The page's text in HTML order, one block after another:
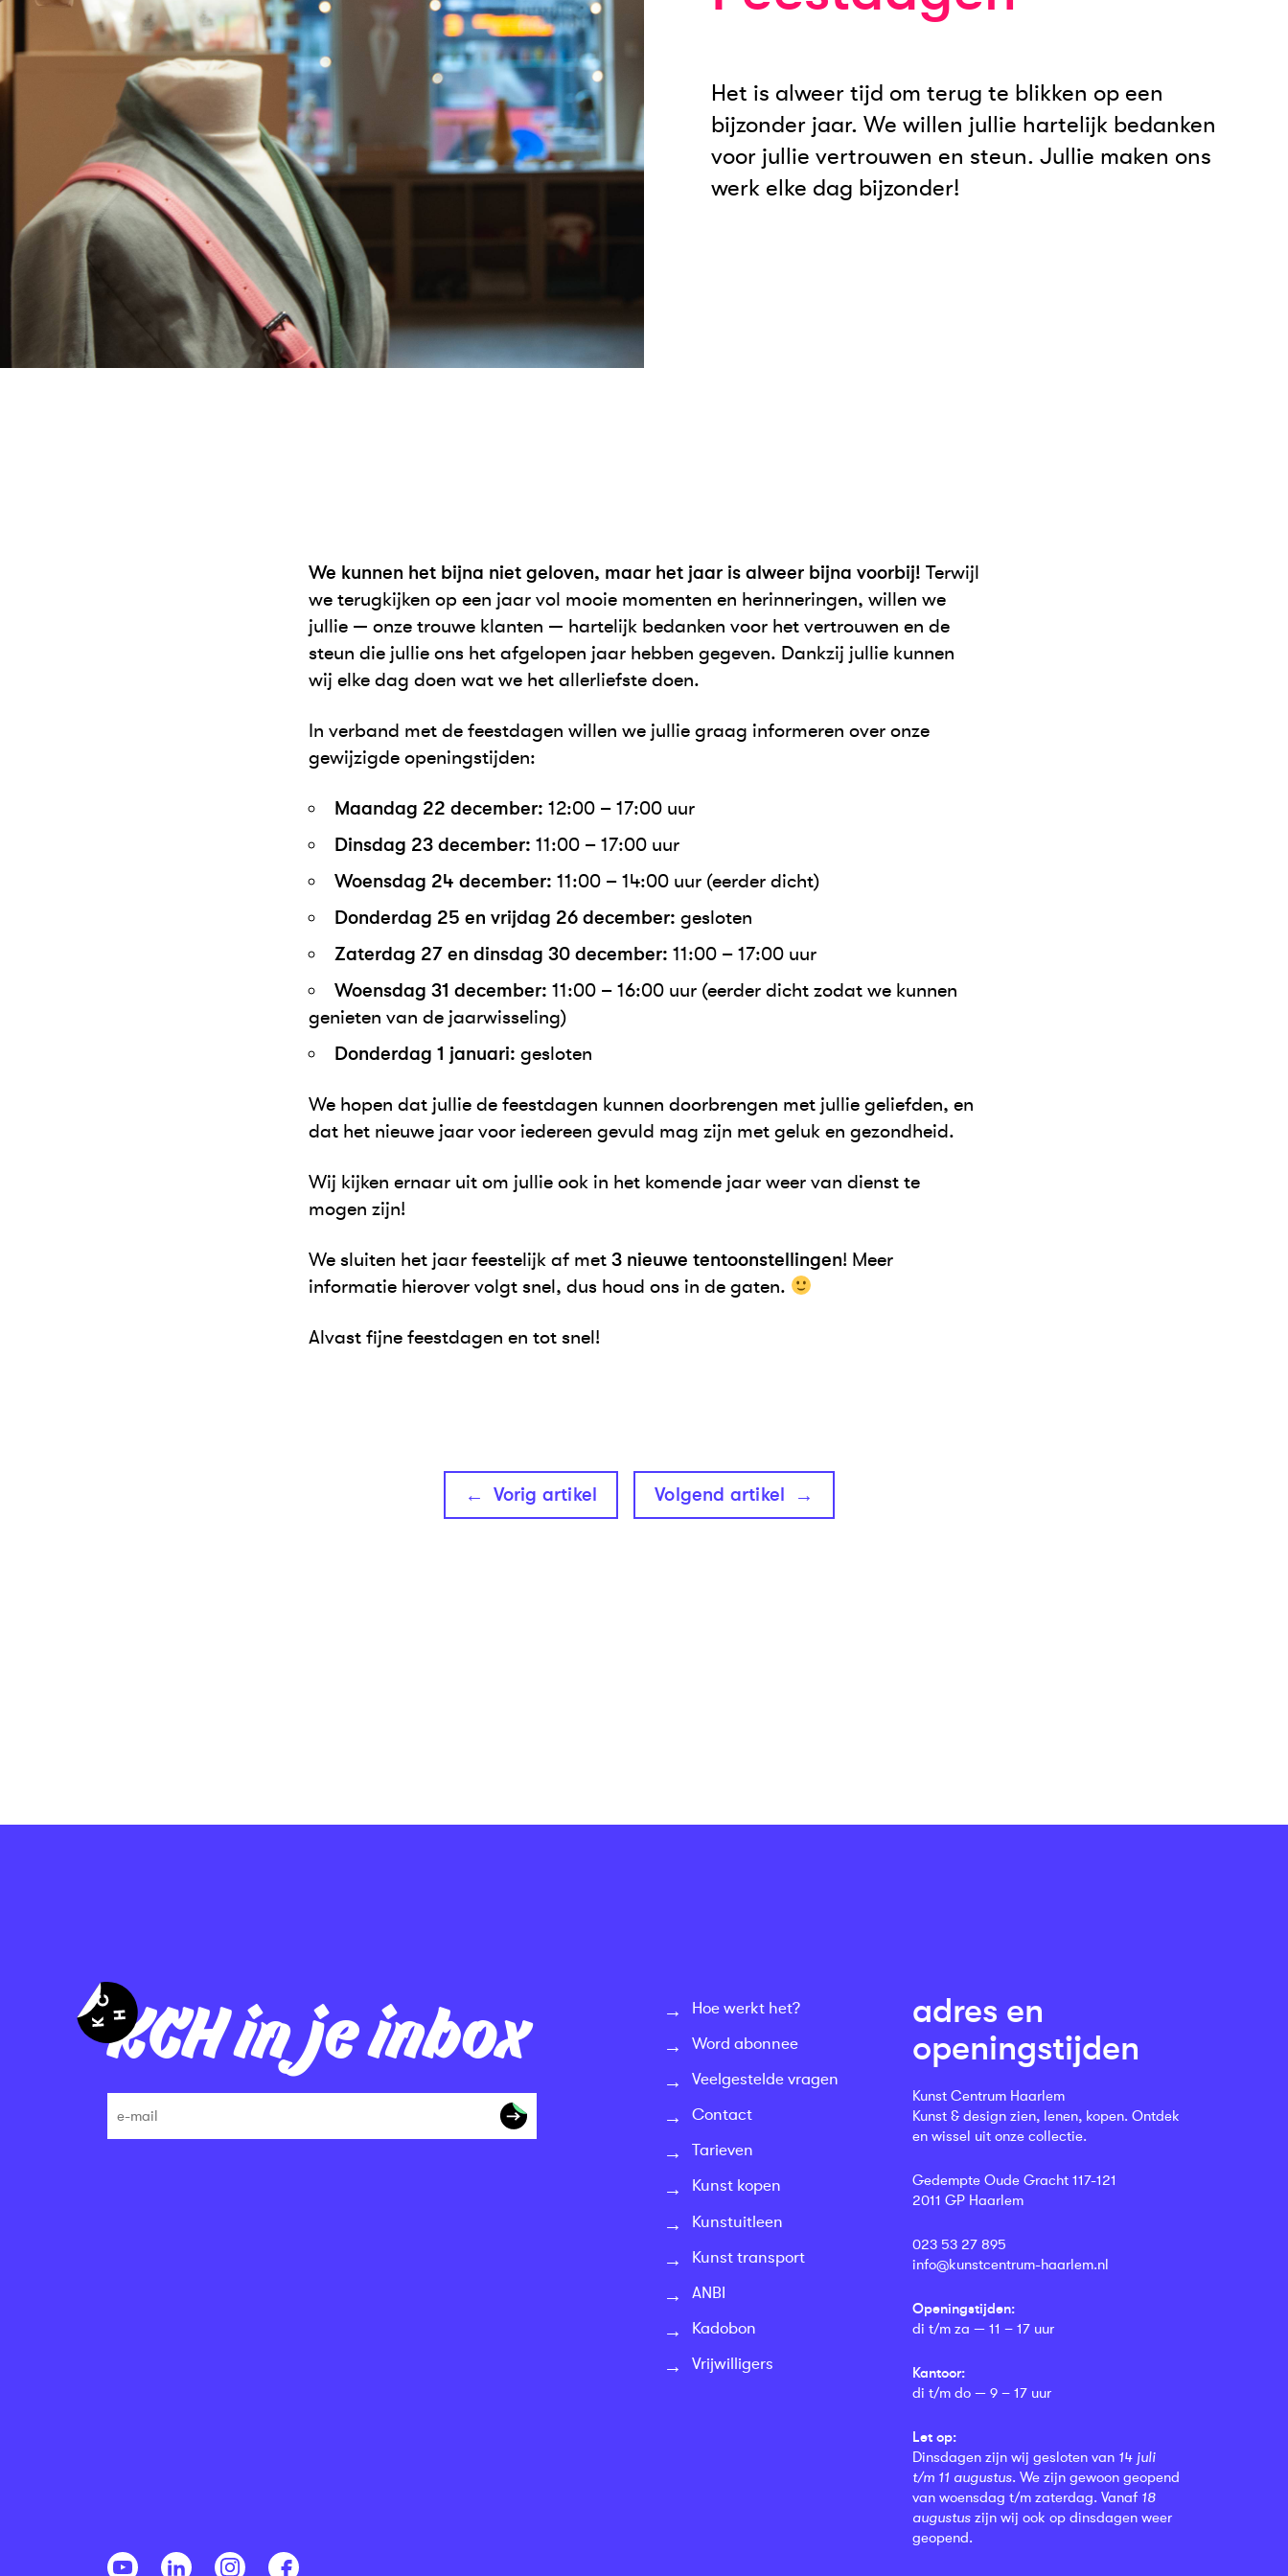
Het is alweer tijd om terug te blikken op een
bijzonder jaar. We willen jullie hartelijk bedanken
voor jullie vertrouwen en steun. Jullie maken ons
werk elke dag bijzonder!
We kunnen het bijna niet geloven, maar het jaar is alweer bijna voorbij! Terwijl
we terugkijken op een jaar vol mooie momenten en herinneringen, willen we
jullie — onze trouwe klanten — hartelijk bedanken voor het vertrouwen en de
steun die jullie ons het afgelopen jaar hebben gegeven. Dankzij jullie kunnen
wij elke dag doen wat we het allerliefste doen.
In verband met de feestdagen willen we jullie graag informeren over onze
gewijzigde openingstijden:
Maandag 22 december: 12:00 – 17:00 uur
Dinsdag 23 december: 11:00 – 17:00 uur
Woensdag 24 december: 11:00 – 14:00 uur (eerder dicht)
Donderdag 25 en vrijdag 26 december: gesloten
Zaterdag 27 en dinsdag 30 december: 11:00 – 17:00 uur
Woensdag 31 december: 11:00 – 16:00 uur (eerder dicht zodat we kunnen
genieten van de jaarwisseling)
Donderdag 1 januari: gesloten
We hopen dat jullie de feestdagen kunnen doorbrengen met jullie geliefden, en
dat het nieuwe jaar voor iedereen gevuld mag zijn met geluk en gezondheid.
Wij kijken ernaar uit om jullie ook in het komende jaar weer van dienst te
mogen zijn!
We sluiten het jaar feestelijk af met 3 nieuwe tentoonstellingen! Meer
informatie hierover volgt snel, dus houd ons in de gaten.
Alvast fijne feestdagen en tot snel!
Vorig artikel Volgend artikel
KCH in je inbox
Hoe werkt het?
Word abonnee
Veelgestelde vragen
Contact
Tarieven
Kunst kopen
Kunstuitleen
Kunst transport
ANBI
Kadobon
Vrijwilligers
adres en
openingstijden
Kunst Centrum Haarlem
Kunst & design zien, lenen, kopen. Ontdek
en wissel uit onze collectie.
Gedempte Oude Gracht 117-121
2011 GP Haarlem
023 53 27 895
info@kunstcentrum-haarlem.nl
Openingstijden:
di t/m za — 11 – 17 uur
Kantoor:
di t/m do — 9 – 17 uur
Let op:
Dinsdagen zijn wij gesloten van 14 juli
t/m 11 augustus. We zijn gewoon geopend
van woensdag t/m zaterdag. Vanaf 18
augustus zijn wij ook op dinsdagen weer
geopend.